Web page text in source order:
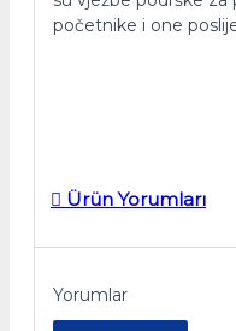
početnike i one
Ürün Yorumları
Yorumlar